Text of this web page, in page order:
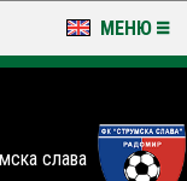
МЕНЮ
слава